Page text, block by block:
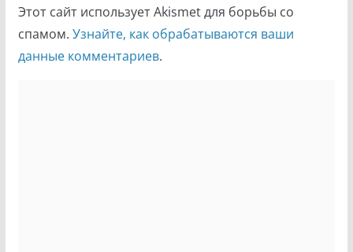
Этот сайт использует Akismet для борьбы со
спамом. Узнайте, как обрабатываются ваши
данные комментариев.